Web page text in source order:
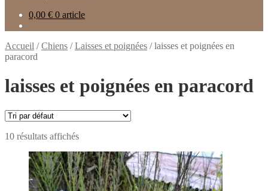
0,00 € 0 article
Accueil /Chiens /Laisses et poignées /laisses et poignées en
paracord
laisses et poignées en paracord
10 résultats affichés